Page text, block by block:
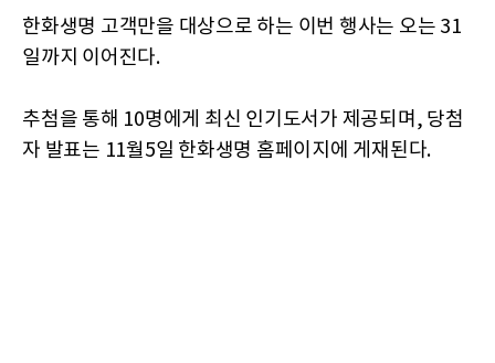
한화생명 고객만을 대상으로 하는 이번 행사는 오는 31
일까지 이어진다.
추첨을 통해 10명에게 최신 인기도서가 제공되며, 당첨
자 발표는 11월5일 한화생명 홈페이지에 게재된다.